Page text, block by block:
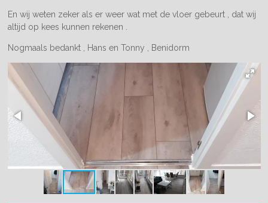
En wij weten zeker als er weer wat met de vloer gebeurt , dat wij
altijd op kees kunnen rekenen .
Nogmaals bedankt , Hans en Tonny , Benidorm